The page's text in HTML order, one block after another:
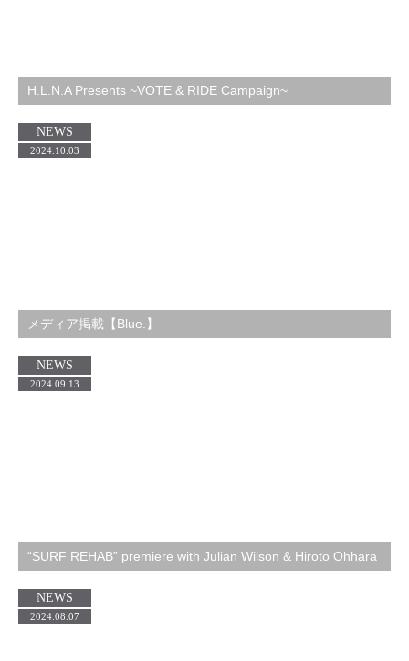
H.L.N.A Presents ~VOTE & RIDE Campaign~
メディア掲載【Blue.】
NEWS
2024.10.03
“SURF REHAB” premiere with Julian Wilson & Hiroto Ohhara
NEWS
2024.09.13
NEWS
2024.08.07